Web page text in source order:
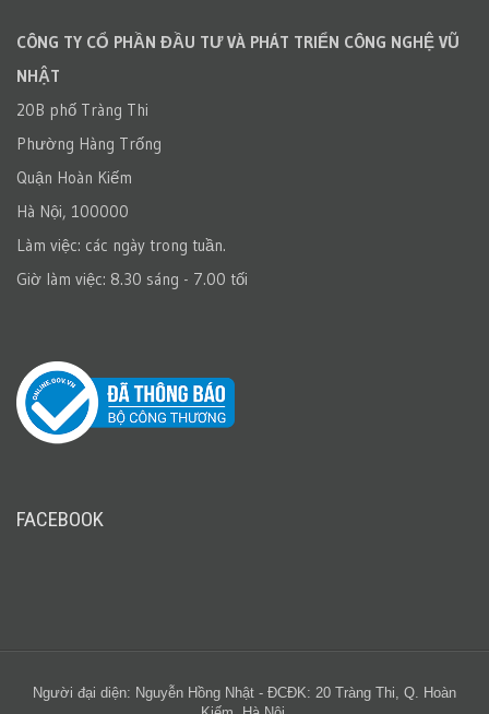
CÔNG TY CỔ PHẦN ĐẦU TƯ VÀ PHÁT TRIỂN CÔNG NGHỆ VŨ
NHẬT
20B phố Tràng Thi
Phường Hàng Trống
Quận Hoàn Kiếm
Hà Nội, 100000
Làm việc: các ngày trong tuần.
Giờ làm việc: 8.30 sáng - 7.00 tối
FACEBOOK
Người đại diện: Nguyễn Hồng Nhật - ĐCĐK: 20 Tràng Thi, Q. Hoàn